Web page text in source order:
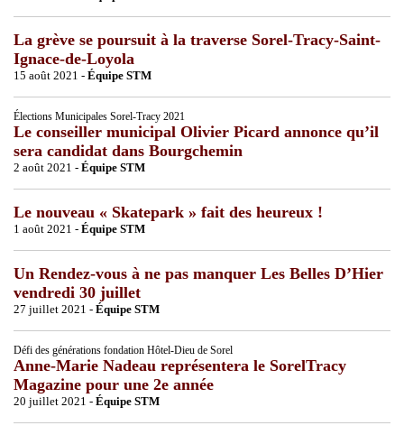
La grève se poursuit à la traverse Sorel-Tracy-Saint-
Ignace-de-Loyola
15 août 2021 - Équipe STM
Élections Municipales Sorel-Tracy 2021
Le conseiller municipal Olivier Picard annonce qu’il
sera candidat dans Bourgchemin
2 août 2021 - Équipe STM
Le nouveau « Skatepark » fait des heureux !
1 août 2021 - Équipe STM
Un Rendez-vous à ne pas manquer Les Belles D’Hier
vendredi 30 juillet
27 juillet 2021 - Équipe STM
Défi des générations fondation Hôtel-Dieu de Sorel
Anne-Marie Nadeau représentera le SorelTracy
Magazine pour une 2e année
20 juillet 2021 - Équipe STM